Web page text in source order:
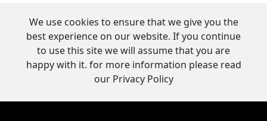
We use cookies to ensure that we give you the
best experience on our website. If you continue
to use this site we will assume that you are
happy with it. for more information please read
our Privacy Policy